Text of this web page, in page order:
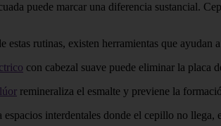
puede marcar una diferencia sustancial.
estas rutinas, existen herramientas que ayudan
con cabezal suave puede eliminar la placa
remineraliza el esmalte y previene la
espacios interdentales donde el cepillo no